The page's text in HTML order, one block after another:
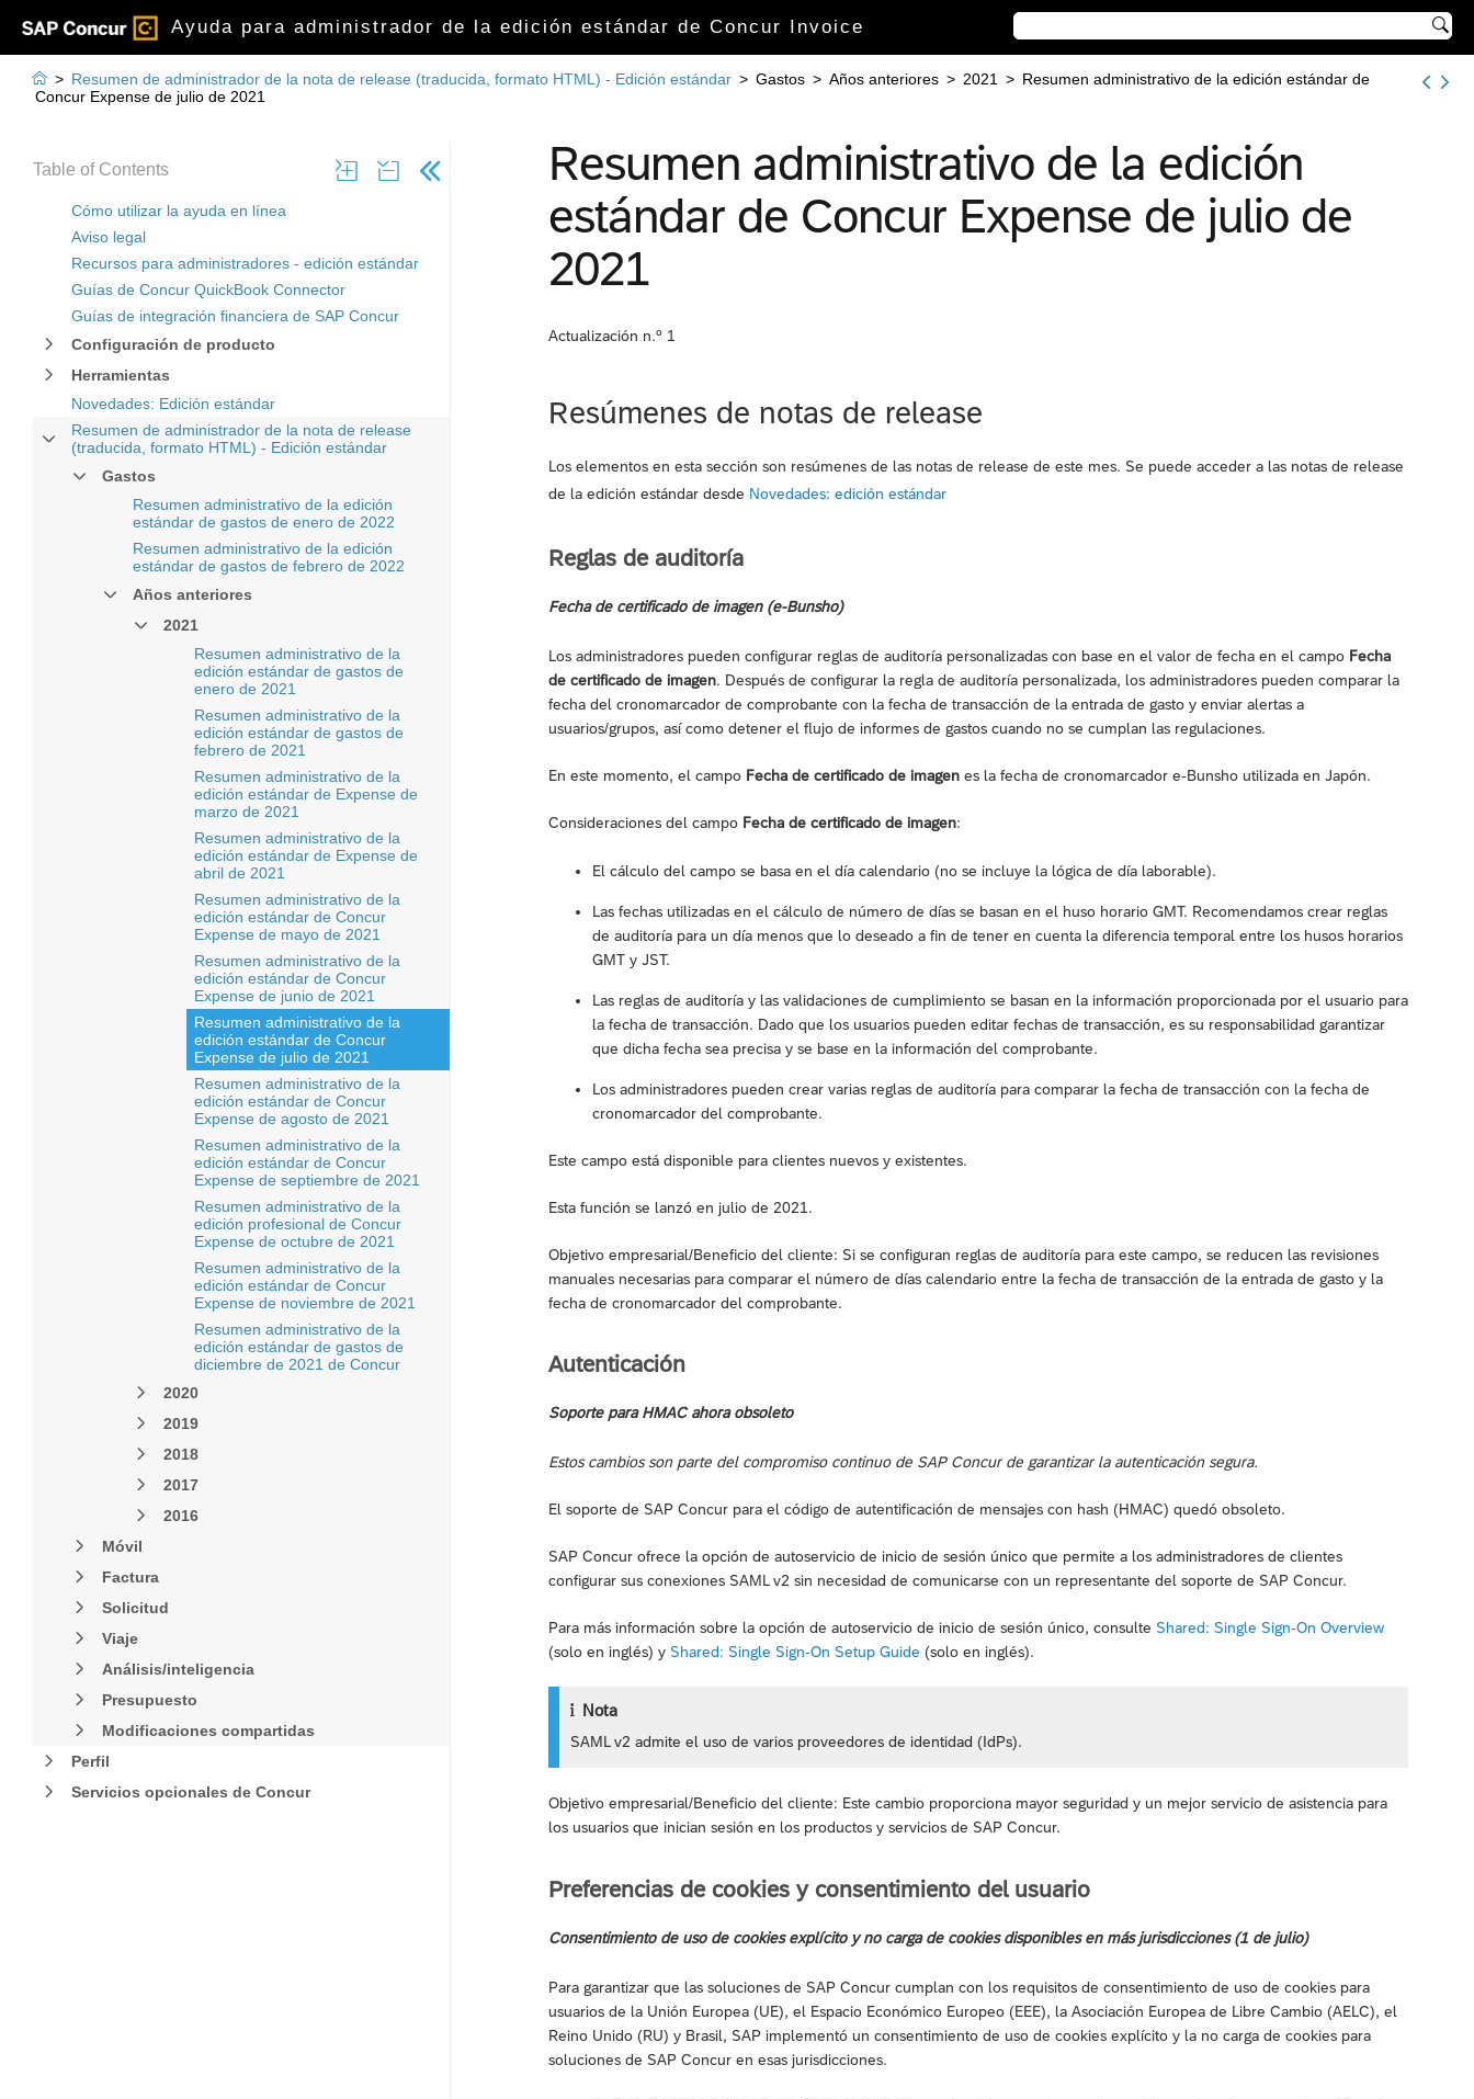
Ayuda para administrador de la edición estándar de Concur Invoice 
Table of Contents
Cómo utilizar la ayuda en línea
Aviso legal
Recursos para administradores - edición estándar
Guías de Concur QuickBook Connector
Guías de integración financiera de SAP Concur
Configuración de producto
Herramientas
Novedades: Edición estándar
Resumen de administrador de la nota de release
(traducida, formato HTML) - Edición estándar
Gastos
Resumen administrativo de la edición
estándar de gastos de enero de 2022
Resumen administrativo de la edición
estándar de gastos de febrero de 2022
Años anteriores
2021
Resumen administrativo de la
edición estándar de gastos de
enero de 2021
Resumen administrativo de la
edición estándar de gastos de
febrero de 2021
Resumen administrativo de la
edición estándar de Expense de
marzo de 2021
Resumen administrativo de la
edición estándar de Expense de
abril de 2021
Resumen administrativo de la
edición estándar de Concur
Expense de mayo de 2021
Resumen administrativo de la
edición estándar de Concur
Expense de junio de 2021
Resumen administrativo de la
edición estándar de Concur
Expense de julio de 2021
Resumen administrativo de la
edición estándar de Concur
Expense de agosto de 2021
Resumen administrativo de la
edición estándar de Concur
Expense de septiembre de 2021
Resumen administrativo de la
edición profesional de Concur
Expense de octubre de 2021
Resumen administrativo de la
edición estándar de Concur
Expense de noviembre de 2021
Resumen administrativo de la
edición estándar de gastos de
diciembre de 2021 de Concur
2020
2019
2018
2017
2016
Móvil
Factura
Solicitud
Viaje
Análisis/inteligencia
Presupuesto
Modificaciones compartidas
Perfil
Servicios opcionales de Concur
 > Resumen de administrador de la nota de release (traducida, formato HTML) - Edición estándar > Gastos > Años anteriores > 2021 > Resumen administrativo de la edición estándar de
Concur Expense de julio de 2021
Resumen administrativo de la edición
estándar de Concur Expense de julio de
2021
Actualización n.º 1
Resúmenes de notas de release
Los elementos en esta sección son resúmenes de las notas de release de este mes. Se puede acceder a las notas de release
de la edición estándar desde Novedades: edición estándar
Reglas de auditoría
Fecha de certificado de imagen (e-Bunsho)
Los administradores pueden configurar reglas de auditoría personalizadas con base en el valor de fecha en el campo Fecha
de certificado de imagen. Después de configurar la regla de auditoría personalizada, los administradores pueden comparar la
fecha del cronomarcador de comprobante con la fecha de transacción de la entrada de gasto y enviar alertas a
usuarios/grupos, así como detener el flujo de informes de gastos cuando no se cumplan las regulaciones.
En este momento, el campo Fecha de certificado de imagen es la fecha de cronomarcador e-Bunsho utilizada en Japón.
Consideraciones del campo Fecha de certificado de imagen:
El cálculo del campo se basa en el día calendario (no se incluye la lógica de día laborable).
Las fechas utilizadas en el cálculo de número de días se basan en el huso horario GMT. Recomendamos crear reglas
de auditoría para un día menos que lo deseado a fin de tener en cuenta la diferencia temporal entre los husos horarios
GMT y JST.
Las reglas de auditoría y las validaciones de cumplimiento se basan en la información proporcionada por el usuario para
la fecha de transacción. Dado que los usuarios pueden editar fechas de transacción, es su responsabilidad garantizar
que dicha fecha sea precisa y se base en la información del comprobante.
Los administradores pueden crear varias reglas de auditoría para comparar la fecha de transacción con la fecha de
cronomarcador del comprobante.
Este campo está disponible para clientes nuevos y existentes.
Esta función se lanzó en julio de 2021.
Objetivo empresarial/Beneficio del cliente: Si se configuran reglas de auditoría para este campo, se reducen las revisiones
manuales necesarias para comparar el número de días calendario entre la fecha de transacción de la entrada de gasto y la
fecha de cronomarcador del comprobante.
Autenticación
Soporte para HMAC ahora obsoleto
Estos cambios son parte del compromiso continuo de SAP Concur de garantizar la autenticación segura.
El soporte de SAP Concur para el código de autentificación de mensajes con hash (HMAC) quedó obsoleto.
SAP Concur ofrece la opción de autoservicio de inicio de sesión único que permite a los administradores de clientes
configurar sus conexiones SAML v2 sin necesidad de comunicarse con un representante del soporte de SAP Concur.
Para más información sobre la opción de autoservicio de inicio de sesión único, consulte Shared: Single Sign-On Overview
(solo en inglés) y Shared: Single Sign-On Setup Guide (solo en inglés).
Nota
SAML v2 admite el uso de varios proveedores de identidad (IdPs).
Objetivo empresarial/Beneficio del cliente: Este cambio proporciona mayor seguridad y un mejor servicio de asistencia para
los usuarios que inician sesión en los productos y servicios de SAP Concur.
Preferencias de cookies y consentimiento del usuario
Consentimiento de uso de cookies explícito y no carga de cookies disponibles en más jurisdicciones (1 de julio)
Para garantizar que las soluciones de SAP Concur cumplan con los requisitos de consentimiento de uso de cookies para
usuarios de la Unión Europea (UE), el Espacio Económico Europeo (EEE), la Asociación Europea de Libre Cambio (AELC), el
Reino Unido (RU) y Brasil, SAP implementó un consentimiento de uso de cookies explícito y la no carga de cookies para
soluciones de SAP Concur en esas jurisdicciones.